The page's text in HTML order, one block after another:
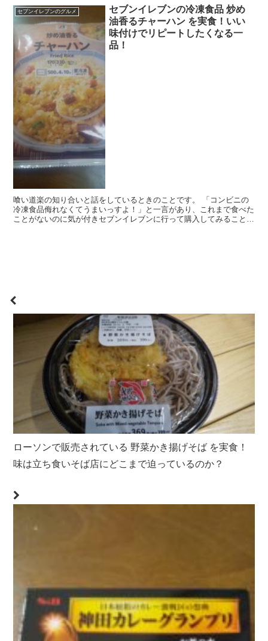
セブンイレブンのグルメ
セブンイレブンの冷凍食品 炒め
油香るチャーハン を実食！いい
味付けでリピートしたくなる一
品！
喰い道楽の知り合いと話をしているときのことです。 「コンビニの
冷凍食品侮れなくてうまいっすよ！」と一言があり、これまで食べた
ことがないのに気が付きセブンイレブンに行って購入してみることと
ローソンで販売されている 野菜かき揚げそば を実食！
味は立ち食いそば店にどこまで迫っているのか？